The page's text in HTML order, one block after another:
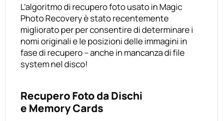
L’algoritmo di recupero foto usato in Magic
Photo Recovery è stato recentemente
migliorato per per consentire di determinare i
nomi originali e le posizioni delle immagini in
fase di recupero – anche in mancanza di file
system nel disco!
Recupero Foto da Dischi
e Memory Cards